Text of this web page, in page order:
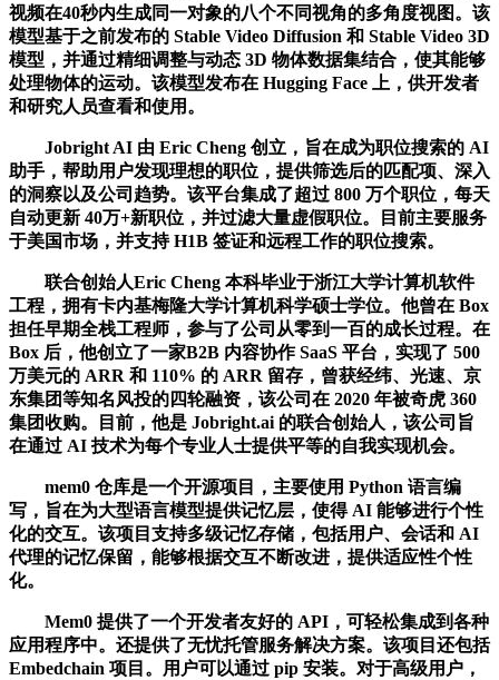
视频在40秒内生成同一对象的八个不同视角的多角度视图。该
模型基于之前发布的 Stable Video Diffusion 和 Stable Video 3D
模型，并通过精细调整与动态 3D 物体数据集结合，使其能够
处理物体的运动。该模型发布在 Hugging Face 上，供开发者
和研究人员查看和使用。
Jobright AI 由 Eric Cheng 创立，旨在成为职位搜索的 AI
助手，帮助用户发现理想的职位，提供筛选后的匹配项、深入
的洞察以及公司趋势。该平台集成了超过 800 万个职位，每天
自动更新 40万+新职位，并过滤大量虚假职位。目前主要服务
于美国市场，并支持 H1B 签证和远程工作的职位搜索。
联合创始人Eric Cheng 本科毕业于浙江大学计算机软件
工程，拥有卡内基梅隆大学计算机科学硕士学位。他曾在 Box
担任早期全栈工程师，参与了公司从零到一百的成长过程。在
Box 后，他创立了一家B2B 内容协作 SaaS 平台，实现了 500
万美元的 ARR 和 110% 的 ARR 留存，曾获经纬、光速、京
东集团等知名风投的四轮融资，该公司在 2020 年被奇虎 360
集团收购。目前，他是 Jobright.ai 的联合创始人，该公司旨
在通过 AI 技术为每个专业人士提供平等的自我实现机会。
mem0 仓库是一个开源项目，主要使用 Python 语言编
写，旨在为大型语言模型提供记忆层，使得 AI 能够进行个性
化的交互。该项目支持多级记忆存储，包括用户、会话和 AI
代理的记忆保留，能够根据交互不断改进，提供适应性个性
化。
Mem0 提供了一个开发者友好的 API，可轻松集成到各种
应用程序中。还提供了无忧托管服务解决方案。该项目还包括
Embedchain 项目。用户可以通过 pip 安装。对于高级用户，